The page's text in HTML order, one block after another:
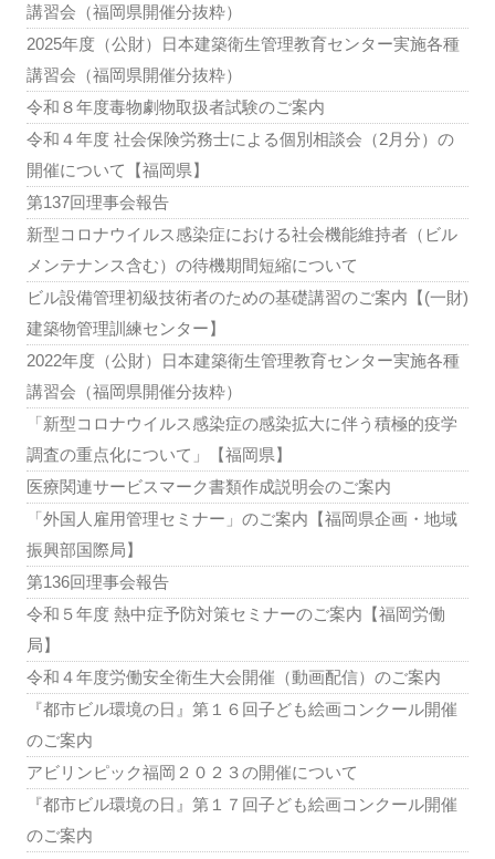
講習会（福岡県開催分抜粋）
2025年度（公財）日本建築衛生管理教育センター実施各種
講習会（福岡県開催分抜粋）
令和８年度毒物劇物取扱者試験のご案内
令和４年度 社会保険労務士による個別相談会（2月分）の
開催について【福岡県】
第137回理事会報告
新型コロナウイルス感染症における社会機能維持者（ビル
メンテナンス含む）の待機期間短縮について
ビル設備管理初級技術者のための基礎講習のご案内【(一財)
建築物管理訓練センター】
2022年度（公財）日本建築衛生管理教育センター実施各種
講習会（福岡県開催分抜粋）
「新型コロナウイルス感染症の感染拡大に伴う積極的疫学
調査の重点化について」【福岡県】
医療関連サービスマーク書類作成説明会のご案内
「外国人雇用管理セミナー」のご案内【福岡県企画・地域
振興部国際局】
第136回理事会報告
令和５年度 熱中症予防対策セミナーのご案内【福岡労働
局】
令和４年度労働安全衛生大会開催（動画配信）のご案内
『都市ビル環境の日』第１６回子ども絵画コンクール開催
のご案内
アビリンピック福岡２０２３の開催について
『都市ビル環境の日』第１７回子ども絵画コンクール開催
のご案内